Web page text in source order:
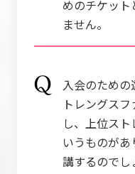
めのチケッ
ません。
入会のため
トレングス
し、上位ス
いうものが
講するのでし